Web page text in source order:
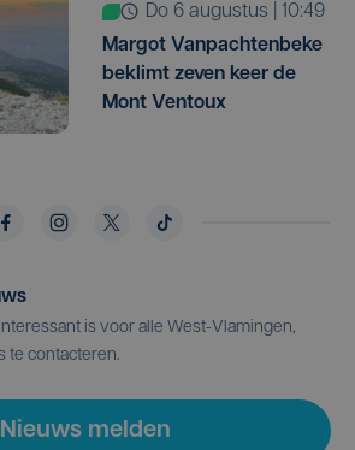
do 6 augustus | 10:49
Margot Vanpachtenbeke
beklimt zeven keer de
Mont Ventoux
is voor alle West-Vlamingen,
te contacteren.
Nieuws melden